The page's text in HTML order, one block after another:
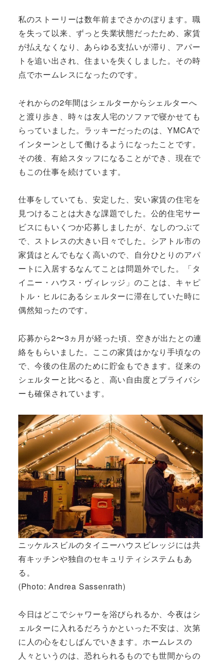
私のストーリーは数年前までさかのぼります。職
を失って以来、ずっと失業状態だったため、家賃
が払えなくなり、あらゆる支払いが滞り、アパー
トを追い出され、住まいを失くしました。その時
点でホームレスになったのです。
それからの2年間はシェルターからシェルターへ
と渡り歩き、時々は友人宅のソファで寝かせても
らっていました。ラッキーだったのは、YMCAで
インターンとして働けるようになったことです。
その後、有給スタッフになることができ、現在で
もこの仕事を続けています。
仕事をしていても、安定した、安い家賃の住宅を
見つけることは大きな課題でした。公的住宅サー
ビスにもいくつか応募しましたが、なしのつぶて
で、ストレスの大きい日々でした。シアトル市の
家賃はとんでもなく高いので、自分ひとりのアパ
ートに入居するなんてことは問題外でした。「タ
イニー・ハウス・ヴィレッジ」のことは、キャピ
トル・ヒルにあるシェルターに滞在していた時に
偶然知ったのです。
応募から2〜3ヵ月が経った頃、空きが出たとの連
絡をもらいました。ここの家賃はかなり手頃なの
で、今後の住居のために貯金もできます。従来の
シェルターと比べると、高い自由度とプライバシ
ーも確保されています。
ニッケルスビルのタイニーハウスビレッジには共
有キッチンや独自のセキュリティシステムもあ
る。
(Photo: Andrea Sassenrath)
今日はどこでシャワーを浴びられるか、今夜はシ
ェルターに入れるだろうかといった不安は、次第
に人の心をむしばんでいきます。ホームレスの
人々というのは、恐れられるものでも世間からの